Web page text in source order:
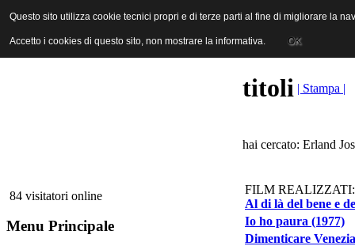
ANICA | Associazione Nazionale Industrie Cinematografiche
84 visitatori online
Menu Principale
titoli | Stampa |
hai cercato: Erland
FILM REALIZZATI:
Al di là del bene e
Io ho paura (1977)
Dimenticare
Questo sito utilizza cookie tecnici propri e di terze parti al fine di migliorare la
Accetto i cookies di questo sito, non mostrare la informativa. OK
Questo sito utilizza cookie tecnici propri e di terze parti al fine di migliorare la
Accetto i cookies di questo sito, non mostrare la informativa. OK